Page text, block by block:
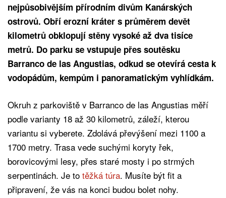
nejpůsobivějším přírodním divům Kanárských
ostrovů. Obří erozní kráter s průměrem devět
kilometrů obklopují stěny vysoké až dva tisíce
metrů. Do parku se vstupuje přes soutěsku
Barranco de las Angustias, odkud se otevírá cesta k
vodopádům, kempům i panoramatickým vyhlídkám.
Okruh z parkoviště v Barranco de las Angustias měří
podle varianty 18 až 30 kilometrů, záleží, kterou
variantu si vyberete. Zdolává převýšení mezi 1100 a
1700 metry. Trasa vede suchými koryty řek,
borovicovými lesy, přes staré mosty i po strmých
serpentinách. Je to těžká túra. Musíte být fit a
připravení, že vás na konci budou bolet nohy.